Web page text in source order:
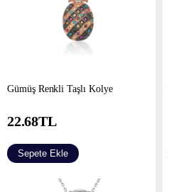
Gümüş Renkli Taşlı Kolye
22.68TL
Sepete Ekle